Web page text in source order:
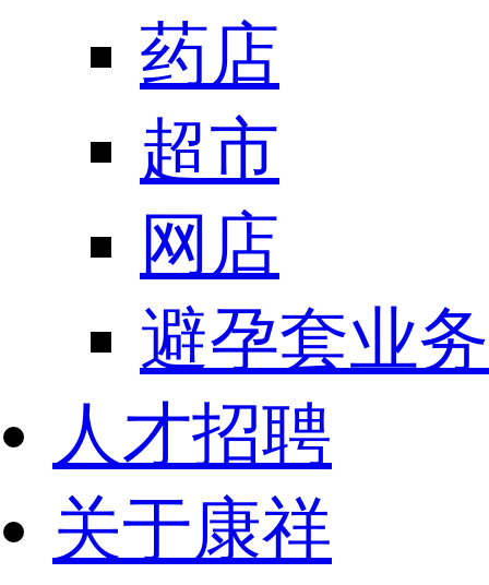
药店
超市
网店
避孕套业务
人才招聘
关于康祥